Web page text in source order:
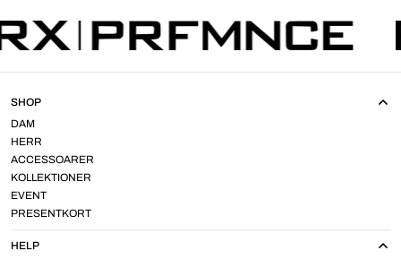
SHOP
DAM
HERR
ACCESSOARER
KOLLEKTIONER
EVENT
PRESENTKORT
HELP